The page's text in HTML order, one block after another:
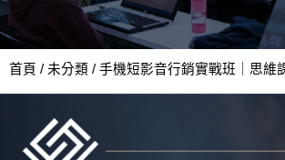
首頁 / 未分類 / 手機短影音行銷實戰班｜思維